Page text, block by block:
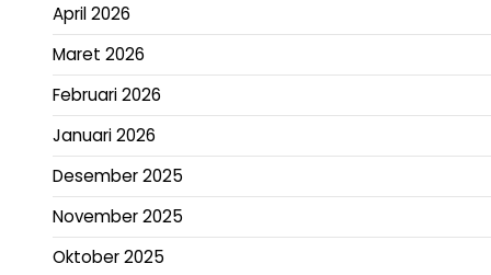
April 2026
Maret 2026
Februari 2026
Januari 2026
Desember 2025
November 2025
Oktober 2025